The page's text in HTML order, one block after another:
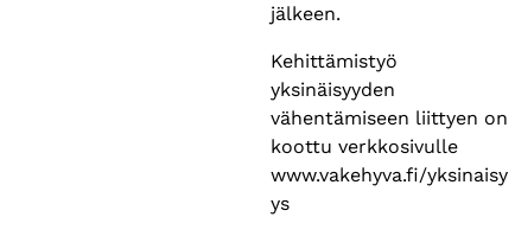
jälkeen.
Kehittämistyö
yksinäisyyden
vähentämiseen liittyen on
koottu verkkosivulle
www.vakehyva.fi/yksinaisy
ys